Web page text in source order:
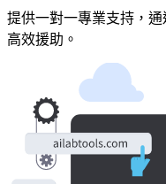
提供一對一專業支持，
高效援助。